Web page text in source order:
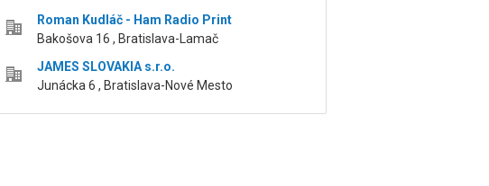
Roman Kudláč - Ham Radio Print
Bakošova 16 , Bratislava-Lamač
JAMES SLOVAKIA s.r.o.
Junácka 6 , Bratislava-Nové Mesto